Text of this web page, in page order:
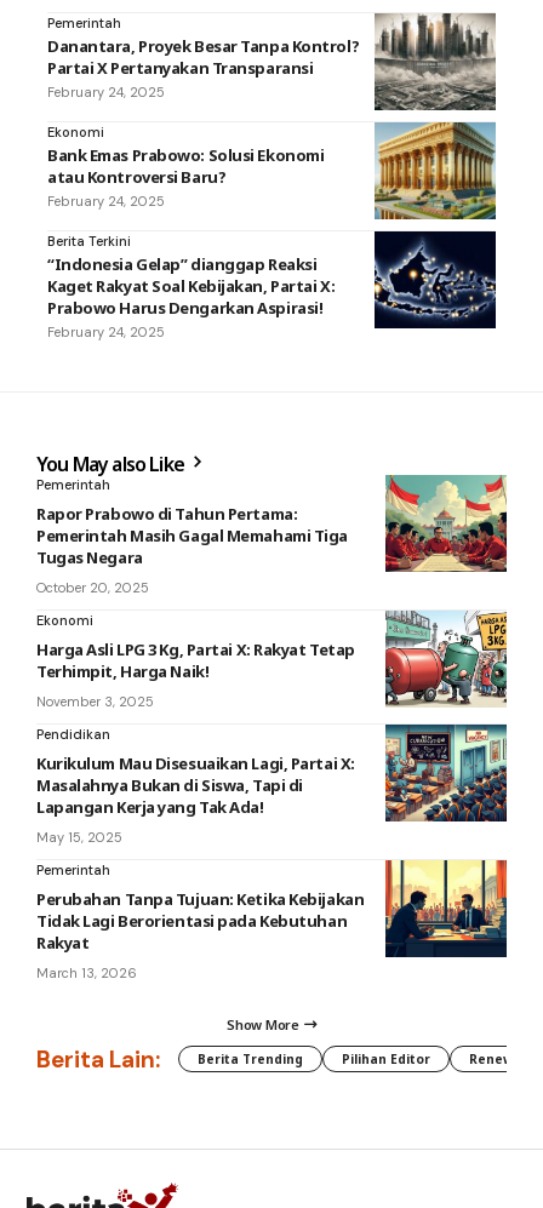
Pemerintah
Danantara, Proyek Besar Tanpa Kontrol?
Partai X Pertanyakan Transparansi
February 24, 2025
Ekonomi
Bank Emas Prabowo: Solusi Ekonomi
atau Kontroversi Baru?
February 24, 2025
Berita Terkini
“Indonesia Gelap” dianggap Reaksi
Kaget Rakyat Soal Kebijakan, Partai X:
Prabowo Harus Dengarkan Aspirasi!
February 24, 2025
You May also Like
Pemerintah
Rapor Prabowo di Tahun Pertama:
Pemerintah Masih Gagal Memahami Tiga
Tugas Negara
October 20, 2025
Ekonomi
Harga Asli LPG 3 Kg, Partai X: Rakyat Tetap
Terhimpit, Harga Naik!
November 3, 2025
Pendidikan
Kurikulum Mau Disesuaikan Lagi, Partai X:
Masalahnya Bukan di Siswa, Tapi di
Lapangan Kerja yang Tak Ada!
May 15, 2025
Pemerintah
Perubahan Tanpa Tujuan: Ketika Kebijakan
Tidak Lagi Berorientasi pada Kebutuhan
Rakyat
March 13, 2026
Show More
Berita Lain: Berita Trending Pilihan Editor